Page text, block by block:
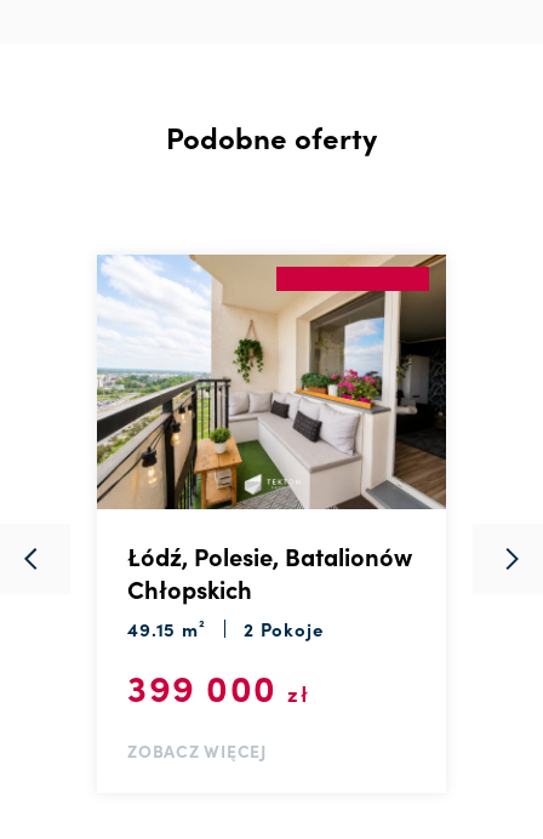
Podobne oferty
Łódź, Polesie, Batalionów
Chłopskich
49.15 m² 2 Pokoje
399 000 zł
ZOBACZ WIĘCEJ